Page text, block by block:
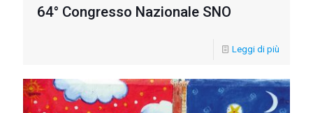
64° Congresso Nazionale SNO
Leggi di più